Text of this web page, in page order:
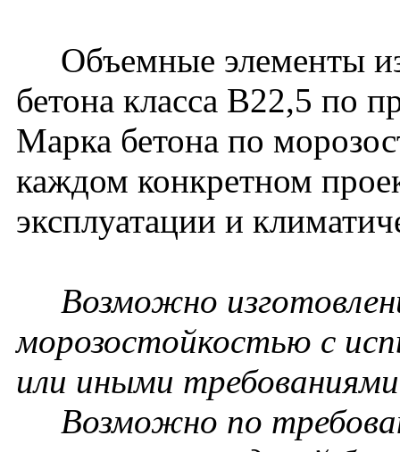
Объемные элементы
бетона класса В22,5 по
Марка бетона по
каждом конкретном
эксплуатации и
Возможно
морозостойкостью с
или иными
Возможно по